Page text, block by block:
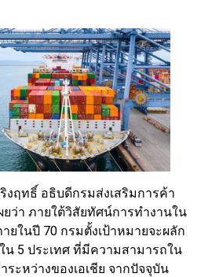
งฤทธิ์ อธิบดีกรมส่งเสริมการค้า
ยว่า ภายใต้วิสัยทัศน์การทำงานใน
ยในปี 70 กรมตั้งเป้าหมายจะผลัก
น 5 ประเทศ ที่มีความสามารถใน
ะหว่างของเอเชีย จากปัจจุบัน